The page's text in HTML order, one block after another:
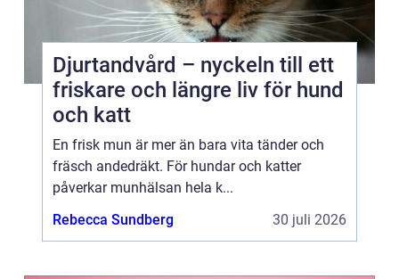
Djurtandvård – nyckeln till ett
friskare och längre liv för hund
och katt
En frisk mun är mer än bara vita tänder och
fräsch andedräkt. För hundar och katter
påverkar munhälsan hela k...
Rebecca Sundberg
30 juli 2026